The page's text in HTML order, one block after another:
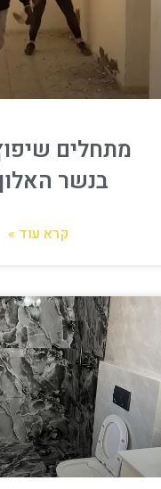
מתחלים
בנשר האלון
קרא עוד »